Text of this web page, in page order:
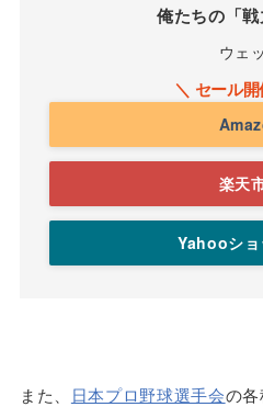
俺たちの「戦
ウェ
楽天
Yahooシ
また、 日本プロ野球選手会の